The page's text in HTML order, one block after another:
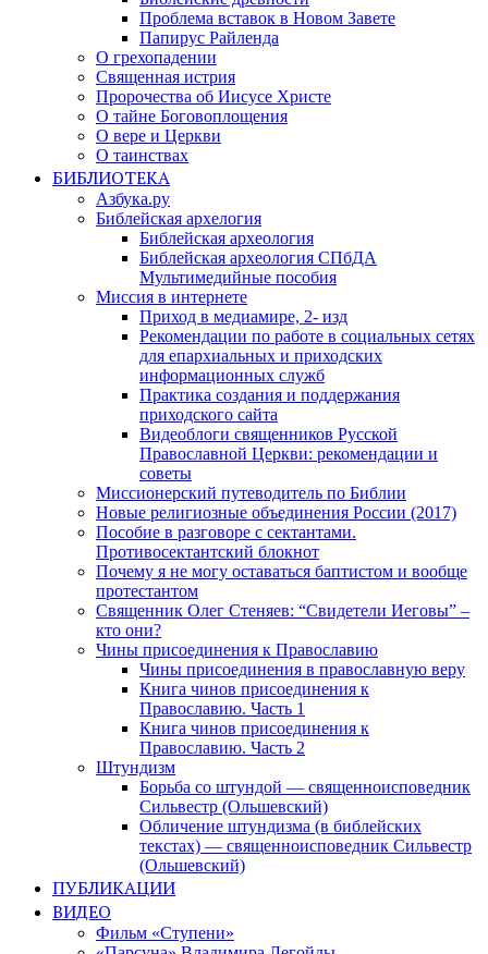
Проблема вставок в Новом Завете
Папирус Райленда
О грехопадении
Священная истрия
Пророчества об Иисусе Христе
О тайне Боговоплощения
О вере и Церкви
О таинствах
БИБЛИОТЕКА
Азбука.ру
Библейская архелогия
Библейская археология
Библейская археология СПбДА
Мультимедийные пособия
Миссия в интернете
Приход в медиамире, 2- изд
Рекомендации по работе в социальных сетях
для епархиальных и приходских
информационных служб
Практика создания и поддержания
приходского сайта
Видеоблоги священников Русской
Православной Церкви: рекомендации и
советы
Миссионерский путеводитель по Библии
Новые религиозные объединения России (2017)
Пособие в разговоре с сектантами.
Противосектантский блокнот
Почему я не могу оставаться баптистом и вообще
протестантом
Священник Олег Стеняев: “Свидетели Иеговы” –
кто они?
Чины присоединения к Православию
Чины присоединения в православную веру
Книга чинов присоединения к
Православию. Часть 1
Книга чинов присоединения к
Православию. Часть 2
Штундизм
Борьба со штундой — священноисповедник
Сильвестр (Ольшевский)
Обличение штундизма (в библейских
текстах) — священноисповедник Сильвестр
(Ольшевский)
ПУБЛИКАЦИИ
ВИДЕО
Фильм «Ступени»